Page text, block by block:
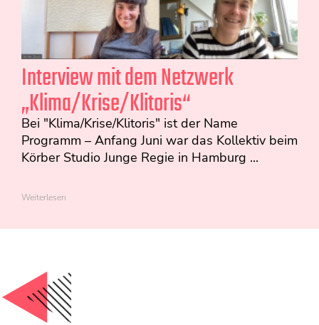
Interview mit dem Netzwerk
„Klima/Krise/Klitoris“
Bei "Klima/Krise/Klitoris" ist der Name
Programm – Anfang Juni war das Kollektiv beim
Körber Studio Junge Regie in Hamburg ...
Weiterlesen